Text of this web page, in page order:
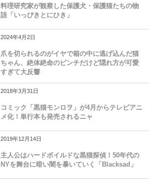
料理研究家が観察した保護犬・保護猫たちの物
語「いっぴきとにひき」
2024年4月2日
爪を切られるのがイヤで箱の中に逃げ込んだ猫
ちゃん、絶体絶命のピンチだけど隠れ方が可愛
すぎて大反響
2018年3月31日
コミック「黒猫モンロヲ」が4月からテレビアニ
メ化！単行本も発売されるニャ
2019年12月14日
主人公はハードボイルドな黒猫探偵！50年代の
NYを舞台に暗い闇を暴いていく「Blacksad」